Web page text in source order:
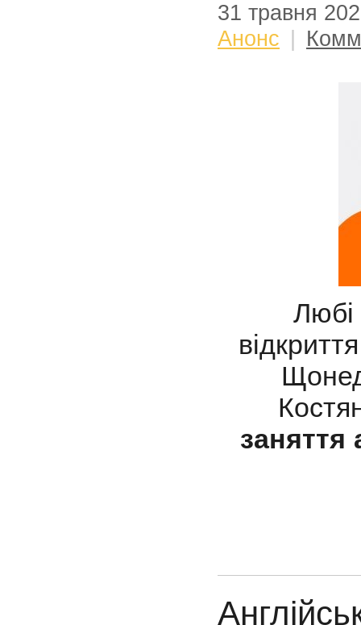
31 травня
Анонс
Любі
заняття